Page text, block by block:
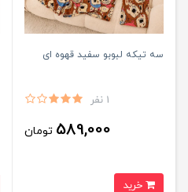
سه تیکه لبوبو سفید قهوه ای
1 نفر
589,000 تومان